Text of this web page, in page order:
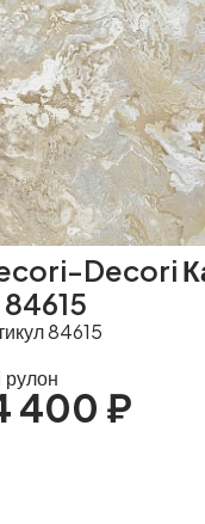
Decori
84615
84615
рулон
400 ₽